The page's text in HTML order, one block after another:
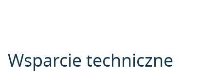
Wsparcie techniczne